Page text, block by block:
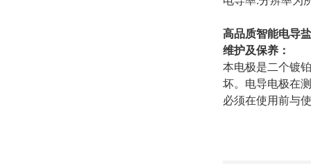
高品质智能电导
维护及保养：
本电极是二个镀
坏。电导电极在
必须在使用前与